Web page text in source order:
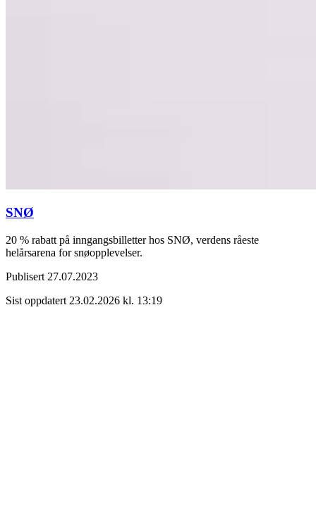
SNØ
20 % rabatt på inngangsbilletter hos SNØ, verdens råeste
helårsarena for snøopplevelser.
Publisert 27.07.2023
Sist oppdatert 23.02.2026 kl. 13:19